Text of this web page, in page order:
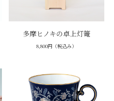
多摩ヒノキの卓上灯篭
8,800円（税込み）